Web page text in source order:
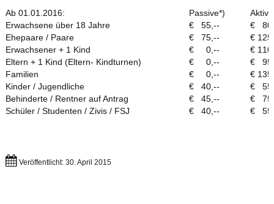
Ab 01.01.2016:
Passive*)
Aktive
Erwachsene über 18 Jahre
€ 55,--
€
Ehepaare / Paare
€ 75,--
€
Erwachsener + 1 Kind
€ 0,--
€
Eltern + 1 Kind (Eltern- Kindturnen)
€ 0,--
€
Familien
€ 0,--
€
Kinder / Jugendliche
€ 40,--
€
Behinderte / Rentner auf Antrag
€ 45,--
€
Schüler / Studenten / Zivis / FSJ
€ 40,-- €
Veröffentlicht: 30. April 2015